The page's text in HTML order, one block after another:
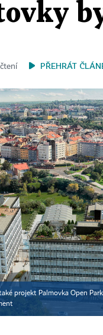
PŘEHRÁT
projekt Palmovka Open